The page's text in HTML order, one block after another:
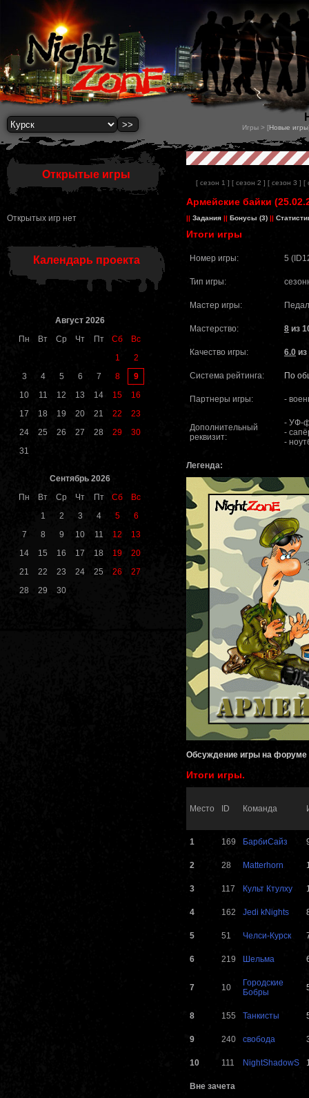
Игры > [Новые игры
Открытые игры
Открытых игр нет
Календарь проекта
Август 2026
Пн
Вт Ср Чт Пт Сб
Вс
1
2
3
4 5 6 7 8
9
10
11 12 13 14 15
16
17
18 19 20 21 22
23
24
25 26 27 28 29
30
31
Сентябрь 2026
Пн
Вт Ср Чт Пт Сб
Вс
1
2 3 4 5
6
7
8 9 10 11 12
13
14
15 16 17 18 19
20
21
22 23 24 25 26
27
28
29 30
[ сезон 1 ] [ сезон 2 ] [ сезон 3 ] [
Армейские байки
Задания Бонусы (3)
Итоги игры
Номер игры: 5
Тип игры:
Мастер игры:
Мастерство: 8 из
Качество игры: 6.0 из
Система рейтинга: По
Партнеры игры: -
Дополнительный
реквизит:
- УФ-
-
-
Легенда:
Обсуждение игры на форуме
Итоги игры.
Место ID Команда
1 169 БарбиСайз
2 28 Matterhorn
3 117 Культ Ктулху
4 162 Jedi kNights
5 51 Челси-Курск
6 219 Шельма
7 10
Городские
Бобры
8 155 Танкисты
9 240 свобода
10 111 NightShadowS
Вне зачета